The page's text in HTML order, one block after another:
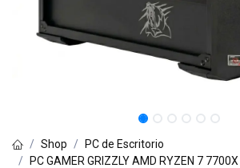
Shop
PC de Escritorio
PC GAMER GRIZZLY AMD RYZEN 7